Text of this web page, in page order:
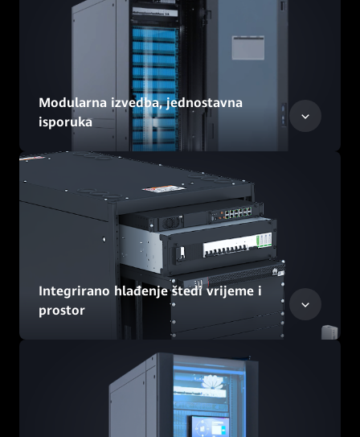
Modularna izvedba, jednostavna
isporuka
Integrirano hlađenje štedi vrijeme i
prostor